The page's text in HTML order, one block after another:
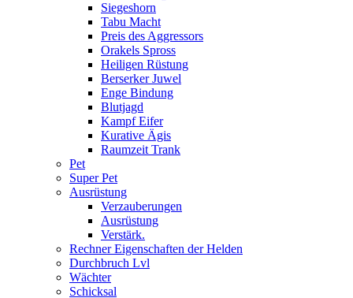
Siegeshorn
Tabu Macht
Preis des Aggressors
Orakels Spross
Heiligen Rüstung
Berserker Juwel
Enge Bindung
Blutjagd
Kampf Eifer
Kurative Ägis
Raumzeit Trank
Pet
Super Pet
Ausrüstung
Verzauberungen
Ausrüstung
Verstärk.
Rechner Eigenschaften der Helden
Durchbruch Lvl
Wächter
Schicksal